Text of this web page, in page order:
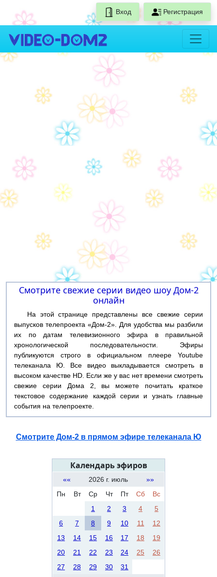
Вход Регистрация
Смотрите свежие серии видео шоу Дом-2
онлайн
На этой странице представлены все свежие серии
выпусков телепроекта «Дом-2». Для удобства мы разбили
их по датам телевизионного эфира в правильной
хронологической последовательности. Эфиры
публикуются строго в официальном плеере Youtube
телеканала Ю. Все видео выкладывается смотреть в
высоком качестве HD. Если же у вас нет времени смотреть
свежие серии Дома 2, вы можете почитать краткое
текстовое содержание каждой серии и узнать главные
события на телепроекте.
Смотрите Дом-2 в прямом эфире телеканала Ю
Календарь эфиров
«« 2026 г. июль
»»
Пн
Вт Ср Чт Пт Сб
Вс
1
2 3 4
5
6
7 8 9 10 11
12
13
14 15 16 17 18
19
20
21 22 23 24 25
26
27
28 29 30
31